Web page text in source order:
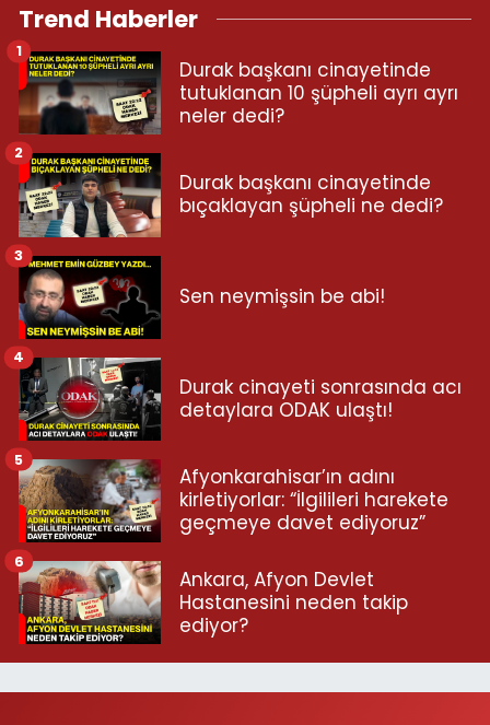
Trend Haberler
Durak başkanı cinayetinde
tutuklanan 10 şüpheli ayrı ayrı
neler dedi?
1
Durak başkanı cinayetinde
bıçaklayan şüpheli ne dedi?
2
Sen neymişsin be abi!
3
Durak cinayeti sonrasında acı
detaylara ODAK ulaştı!
4
Afyonkarahisar’ın adını
kirletiyorlar: “İlgilileri harekete
geçmeye davet ediyoruz”
5
Ankara, Afyon Devlet
Hastanesini neden takip
ediyor?
6